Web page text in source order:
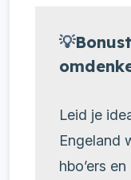
💡
Leid je
Engeland
hbo’ers